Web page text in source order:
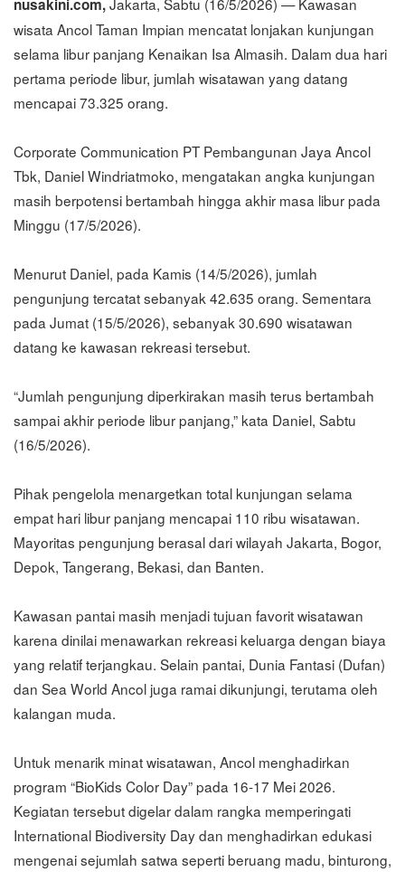
nusakini.com,
wisata Ancol Taman Impian mencatat lonjakan kunjungan
selama libur panjang Kenaikan Isa Almasih. Dalam dua hari
pertama periode libur, jumlah wisatawan yang datang
mencapai 73.325 orang.
Corporate Communication PT Pembangunan Jaya Ancol
Tbk, Daniel Windriatmoko, mengatakan angka kunjungan
masih berpotensi bertambah hingga akhir masa libur pada
Minggu (17/5/2026).
Menurut Daniel, pada Kamis (14/5/2026), jumlah
pengunjung tercatat sebanyak 42.635 orang. Sementara
pada Jumat (15/5/2026), sebanyak 30.690 wisatawan
datang ke kawasan rekreasi tersebut.
“Jumlah pengunjung diperkirakan masih terus bertambah
sampai akhir periode libur panjang,” kata Daniel, Sabtu
(16/5/2026).
Pihak pengelola menargetkan total kunjungan selama
empat hari libur panjang mencapai 110 ribu wisatawan.
Mayoritas pengunjung berasal dari wilayah Jakarta, Bogor,
Depok, Tangerang, Bekasi, dan Banten.
Kawasan pantai masih menjadi tujuan favorit wisatawan
karena dinilai menawarkan rekreasi keluarga dengan biaya
yang relatif terjangkau. Selain pantai, Dunia Fantasi (Dufan)
dan Sea World Ancol juga ramai dikunjungi, terutama oleh
kalangan muda.
Untuk menarik minat wisatawan, Ancol menghadirkan
program “BioKids Color Day” pada 16-17 Mei 2026.
Kegiatan tersebut digelar dalam rangka memperingati
International Biodiversity Day dan menghadirkan edukasi
mengenai sejumlah satwa seperti beruang madu, binturong,